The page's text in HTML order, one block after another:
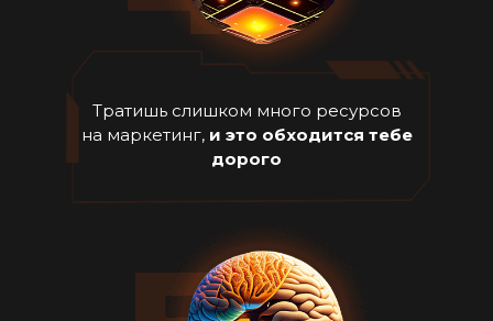
Тратишь слишком много ресурсов
на маркетинг, и это обходится тебе
дорого